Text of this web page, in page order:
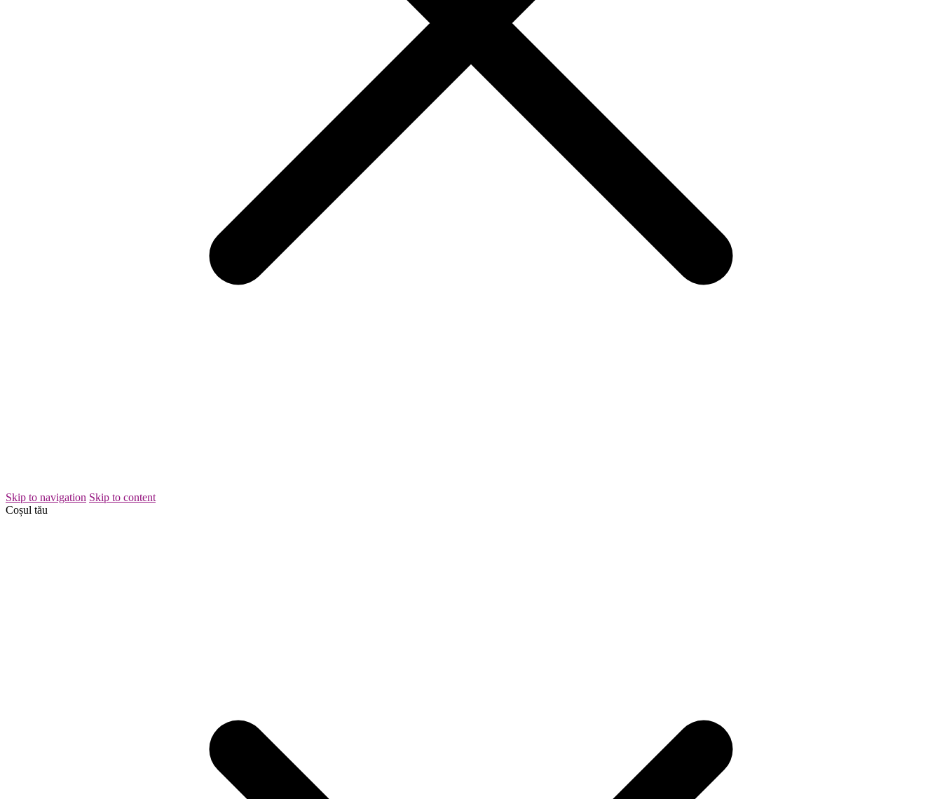
Skip to navigation Skip to content
Coșul tău